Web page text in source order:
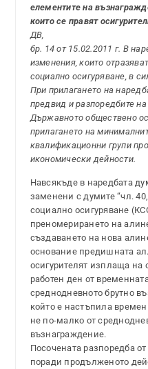
елементите на
които се правят
ДВ,
бр. 14 от 15.02.2011 г. В
изменения, които
социално осигуряване, в
При прилагането на
предвид и разпоредбите
Държавното обществено
прилагането на
квалификационни групи
икономически дейности.
Навсякъде в наредбата
заменени с думите “чл.
социално осигуряване
преномерирането на
създаването на нова
основание предишната
осигурителят изплаща на
работен ден от
среднодневното брутно
който е настъпила
не по-малко от
възнаграждение.
Посочената разпоредба
поради продълженото